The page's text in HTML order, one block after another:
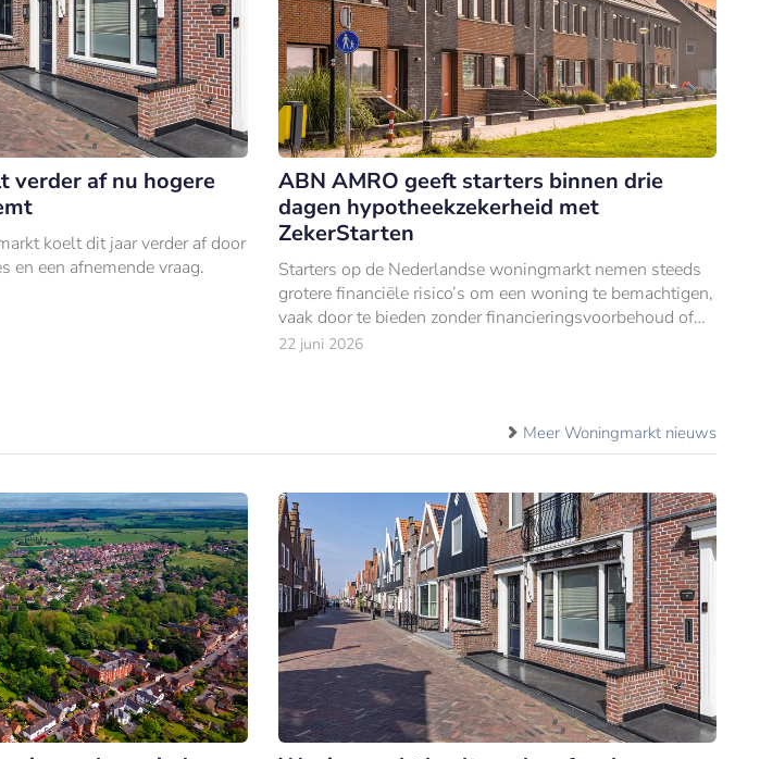
verder af nu hogere
koelt dit jaar verder af door
en een afnemende vraag.
ABN AMRO geeft starters binnen drie
dagen hypotheekzekerheid met
ZekerStarten
Starters op de Nederlandse woningmarkt nemen steeds
grotere financiële risico’s om een woning te bemachtigen,
vaak door te bieden zonder financieringsvoorbehoud of
bouwkundige keuring.
22 juni 2026
Meer Woningmarkt nieuws